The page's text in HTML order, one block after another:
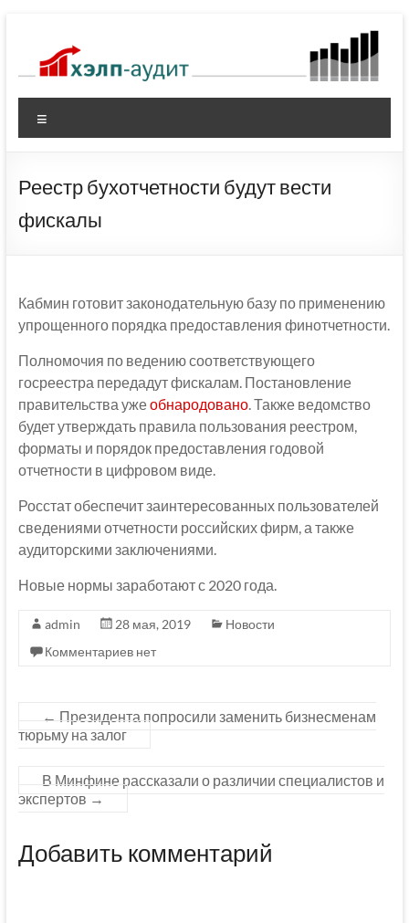
содержимому
Реестр бухотчетности будут вести
фискалы
Кабмин готовит законодательную базу по применению
упрощенного порядка предоставления финотчетности.
Полномочия по ведению соответствующего
госреестра передадут фискалам. Постановление
правительства ужеобнародовано. Также ведомство
будет утверждать правила пользования реестром,
форматы и порядок предоставления годовой
отчетности в цифровом виде.
Росстат обеспечит заинтересованных пользователей
сведениями отчетности российских фирм, а также
аудиторскими заключениями.
Новые нормы заработают с 2020 года.
admin 28 мая, 2019
Новости
Комментариев нет
← Президента попросили заменить бизнесменам
тюрьму на залог
В Минфине рассказали о различии специалистов и
экспертов →
Добавить комментарий